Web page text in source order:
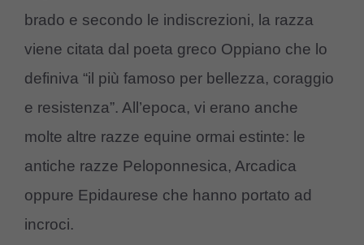
brado e secondo le indiscrezioni, la razza
viene citata dal poeta greco Oppiano che lo
definiva “il più famoso per bellezza, coraggio
e resistenza”. All’epoca, vi erano anche
molte altre razze equine ormai estinte: le
antiche razze Peloponnesica, Arcadica
oppure Epidaurese che hanno portato ad
incroci.